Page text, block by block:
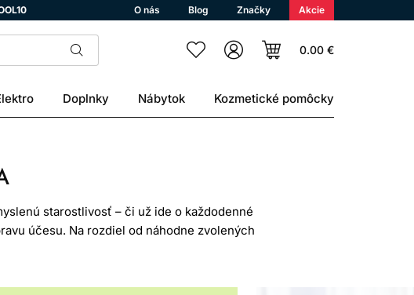
O nás Blog Značky Akcie
0.00 €
Doplnky Nábytok Kozmetické pomôcky
starostlivosť – či už ide o každodenné
účesu. Na rozdiel od náhodne zvolených
receptúrach, vyššej koncentrácii aktívnych
alebo pravidelne tepelne upravované.